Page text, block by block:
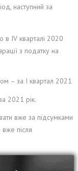
наступний за
в IV кварталі 2020
з податку на
– за І квартал 2021
2021 рік.
вже за підсумками
після